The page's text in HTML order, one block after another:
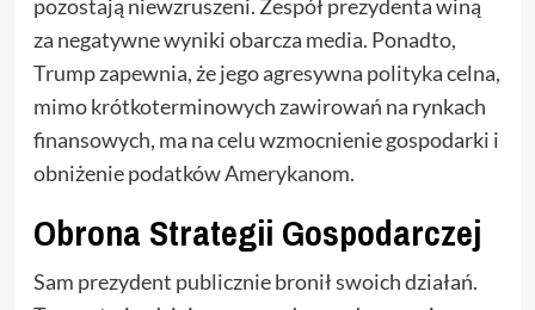
pozostają niewzruszeni. Zespół prezydenta winą
za negatywne wyniki obarcza media. Ponadto,
Trump zapewnia, że jego agresywna polityka celna,
mimo krótkoterminowych zawirowań na rynkach
finansowych, ma na celu wzmocnienie gospodarki i
obniżenie podatków Amerykanom.
Obrona Strategii Gospodarczej
Sam prezydent publicznie bronił swoich działań.